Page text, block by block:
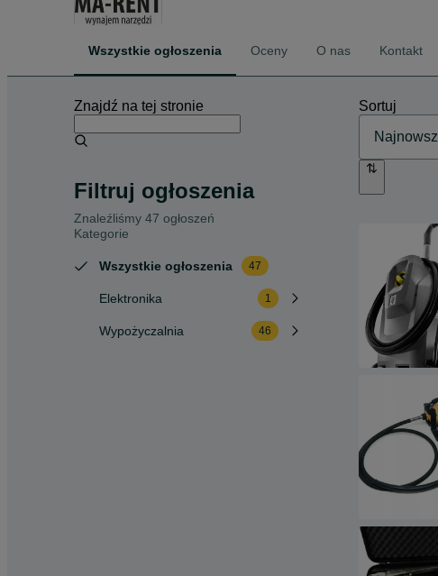
Wszystkie ogłoszenia Oceny O nas Kontakt
Znajdź na tej stronie
Filtruj ogłoszenia
Znaleźliśmy 47 ogłoszeń
Kategorie
Wszystkie ogłoszenia 47
Elektronika 1
Wypożyczalnia 46
Sortuj